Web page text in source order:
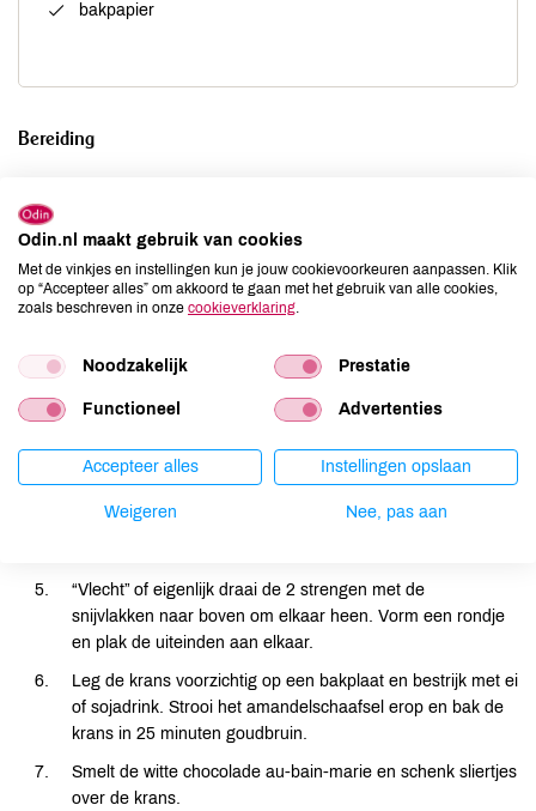
bakpapier
Bereiding
elkaar zodat je 1 groot langwerpig vel krijgt.
Smelt de boter in een pannetje. Neem de pan van het vuur
en roer de suiker, koekkruiden en kardemom door de
Besmeer het bladerdeeg met het mengsel, dat gaat
het makkelijkst met een bakkwastje. Maak de laag niet te
vellen bladerdeeg vrij.
het bakpapier. Snij de deegrol nu voorzichtig in de lengte
“Vlecht” of eigenlijk draai de 2 strengen met de
snijvlakken naar boven om elkaar heen. Vorm een rondje
en plak de uiteinden aan elkaar.
Leg de krans voorzichtig op een bakplaat en bestrijk met ei
of sojadrink. Strooi het amandelschaafsel erop en bak de
krans in 25 minuten goudbruin.
Smelt de witte chocolade au-bain-marie en schenk sliertjes
over de krans.
Odin.nl maakt gebruik van cookies
Met de vinkjes en instellingen kun je jouw cookievoorkeuren aanpassen. Klik
op “Accepteer alles” om akkoord te gaan met het gebruik van alle cookies,
zoals beschreven in onze cookieverklaring
Noodzakelijk Prestatie
Functioneel Advertenties
Accepteer alles Instellingen opslaan
Weigeren Nee, pas aan